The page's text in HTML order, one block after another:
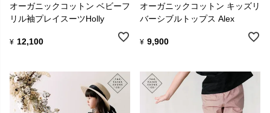
オーガニックコットン ベビーフ
リル袖プレイスーツHolly
¥ 12,100
オーガニックコットン キッズリ
バーシブルトップス Alex
¥ 9,900